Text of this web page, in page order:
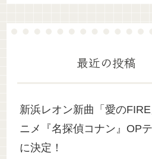
最近の投稿
新浜レオン新曲「愛の
ニメ『名探偵コナン』OP
に決定！